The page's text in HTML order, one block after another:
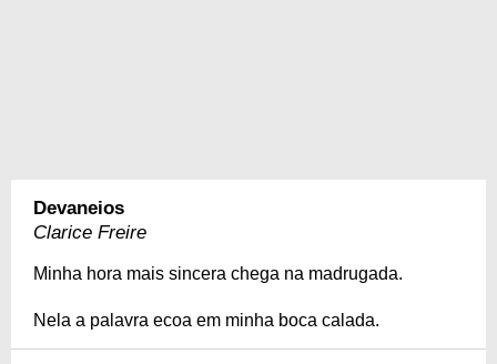
Devaneios
Clarice Freire
Minha hora mais sincera chega na madrugada.
Nela a palavra ecoa em minha boca calada.